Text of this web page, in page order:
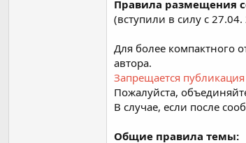
Правила размещения
(вступили в силу с 27.04.
Для более компактного
автора.
Запрещается
Пожалуйста,
В случае, если после
Общие правила темы: